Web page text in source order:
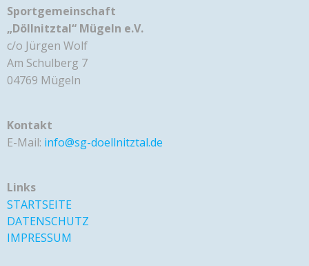
Sportgemeinschaft
„Döllnitztal“ Mügeln e.V.
c/o Jürgen Wolf
Am Schulberg 7
04769 Mügeln
Kontakt
E-Mail: info@sg-doellnitztal.de
Links
STARTSEITE
DATENSCHUTZ
IMPRESSUM